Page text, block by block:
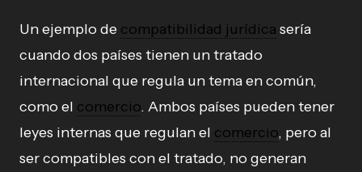
Un ejemplo de compatibilidad jurídica sería
cuando dos países tienen un tratado
internacional que regula un tema en común,
como el comercio. Ambos países pueden tener
leyes internas que regulan el comercio, pero al
ser compatibles con el tratado, no generan